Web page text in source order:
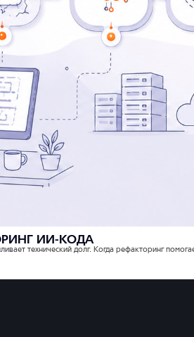
ИИ-КОДА
технический долг. Когда рефакторинг